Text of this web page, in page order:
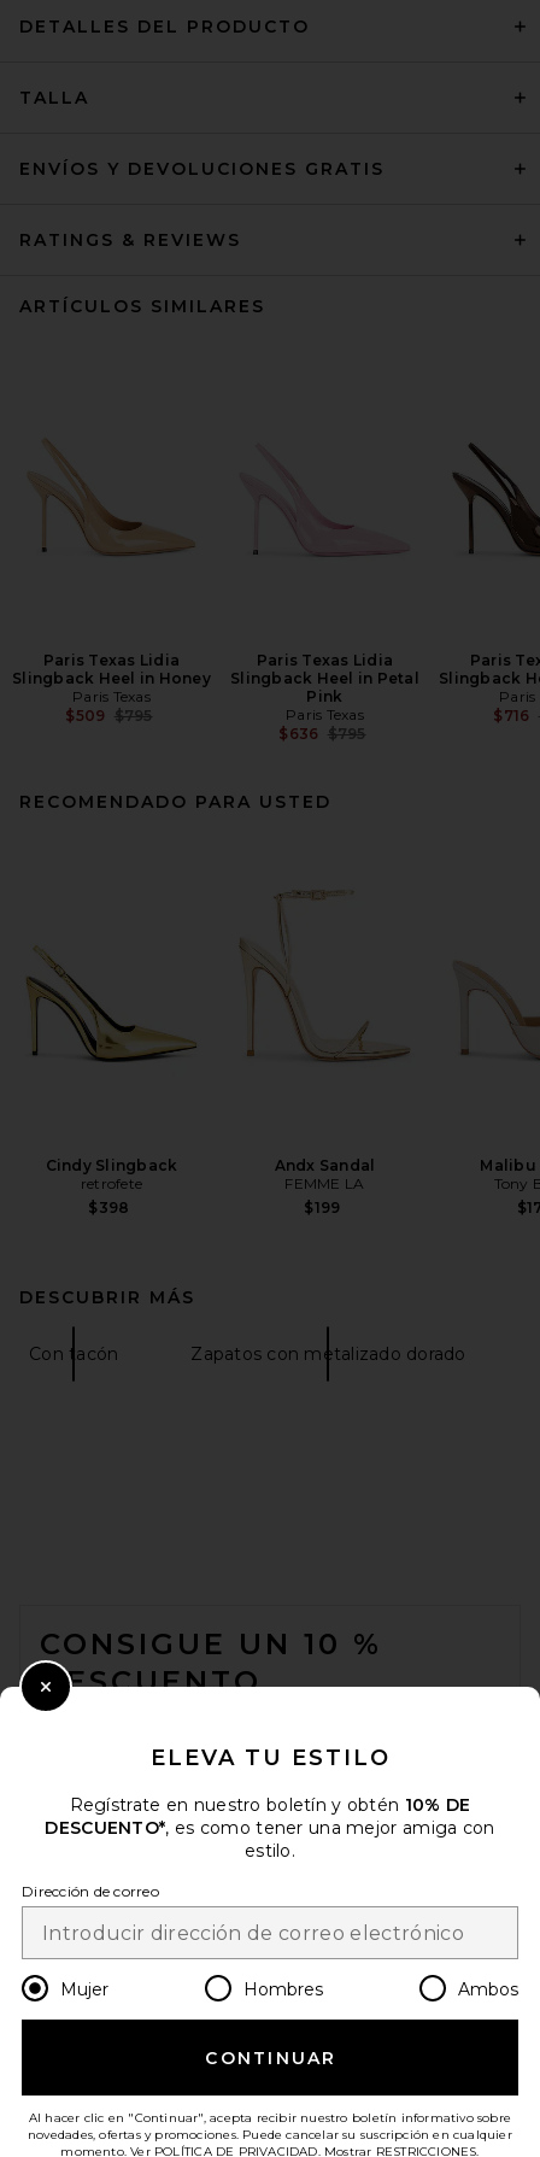
DETALLES DEL PRODUCTO
TALLA
ENVÍOS Y DEVOLUCIONES GRATIS
RATINGS & REVIEWS
ARTÍCULOS SIMILARES
Paris Texas Lidia
Slingback Heel in Honey
Paris Texas
$509 Previous price:
$795
Paris Texas Lidia
Slingback Heel in Petal
Pink
Paris Texas
$636 Previous price:
$795
Paris
Slingback
Paris
$716
RECOMENDADO PARA USTED
Cindy Slingback
retrofete
$398
Andx Sandal
FEMME LA
$199
Malibu
Tony
DESCUBRIR MÁS
Con tacón Zapatos con metalizado dorado
CONSIGUE UN 10 %
DESCUENTO
electrónico. Puede retirarse en cualquier momento.
Email Address
Change Country Regions
es USD
¡AYÚDANOS A MEJORAR!
ELEVA TU ESTILO
Regístrate en nuestro boletín y obtén 10% DE
DESCUENTO*, es como tener una mejor amiga con
estilo.
Dirección de correo
Mujer Hombres Ambos
CONTINUAR
Al hacer clic en "Continuar", acepta recibir nuestro boletín informativo sobre
novedades, ofertas y promociones. Puede cancelar su suscripción en cualquier
momento. Ver POLÍTICA DE PRIVACIDAD. Mostrar RESTRICCIONES.
Close Modal